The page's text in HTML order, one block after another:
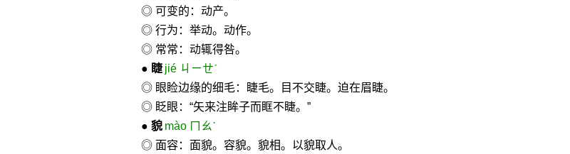
◎ 可变的：动产。
◎ 行为：举动。动作。
◎ 常常：动辄得咎。
● 睫 jié ㄐㄧㄝˊ
◎ 眼睑边缘的细毛：睫毛。目不交睫。迫在眉睫。
◎ 眨眼：“矢来注眸子而眶不睫。”
● 貌 mào ㄇㄠˋ
◎ 面容：面貌。容貌。貌相。以貌取人。